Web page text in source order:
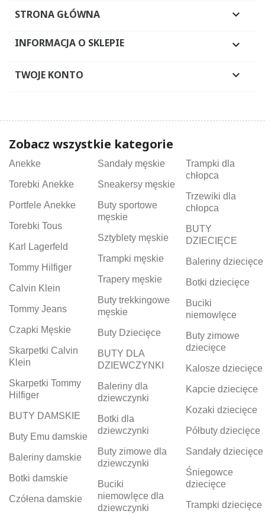
STRONA GŁÓWNA 
INFORMACJA O SKLEPIE 
TWOJE KONTO 
Zobacz wszystkie kategorie
Anekke
Torebki Anekke
Portfele Anekke
Torebki Tous
Karl Lagerfeld
Tommy Hilfiger
Calvin Klein
Tommy Jeans
Czapki Męskie
Skarpetki Calvin
Klein
Skarpetki Tommy
Hilfiger
BUTY DAMSKIE
Buty Emu damskie
Baleriny damskie
Botki damskie
Czółena damskie
Sandały męskie
Sneakersy męskie
Buty sportowe
męskie
Sztyblety męskie
Trampki męskie
Trapery męskie
Buty trekkingowe
męskie
Buty Dziecięce
BUTY DLA
DZIEWCZYNKI
Baleriny dla
dziewczynki
Botki dla
dziewczynki
Buty zimowe dla
dziewczynki
Buciki
niemowlęce dla
dziewczynki
Trampki dla
chłopca
Trzewiki dla
chłopca
BUTY
DZIECIĘCE
Baleriny dziecięce
Botki dziecięce
Buciki
niemowlęce
Buty zimowe
dziecięce
Kalosze dziecięce
Kapcie dziecięce
Kozaki dziecięce
Półbuty dziecięce
Sandały dziecięce
Śniegowce
dziecięce
Trampki dziecięce